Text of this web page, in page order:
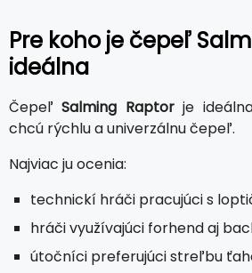
Pre koho je čepeľ
ideálna
ČepeľSalming Raptorje
chcú rýchlu a univerzálnu čepeľ.
Najviac ju ocenia:
technickí hráči pracujúci s
hráči využívajúci forhend aj
útočníci preferujúci streľbu